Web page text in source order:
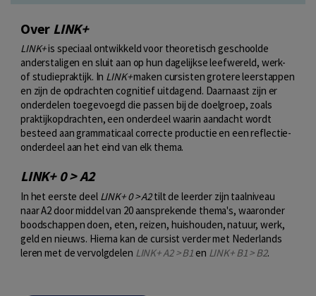
Over LINK+
LINK+is speciaal ontwikkeld voor theoretisch geschoolde
anderstaligen en sluit aan op hun dagelijkse leefwereld, werk-
of studiepraktijk. In LINK+maken cursisten grotere leerstappen
en zijn de opdrachten cognitief uitdagend. Daarnaast zijn er
onderdelen toegevoegd die passen bij de doelgroep, zoals
praktijkopdrachten, een onderdeel waarin aandacht wordt
besteed aan grammaticaal correcte productie en een reflectie-
onderdeel aan het eind van elk thema.
LINK+ 0 > A2
In het eerste deel LINK+ 0 > A2tilt de leerder zijn taalniveau
naar A2 door middel van 20 aansprekende thema's, waaronder
boodschappen doen, eten, reizen, huishouden, natuur, werk,
geld en nieuws. Hierna kan de cursist verder met Nederlands
leren met de vervolgdelen LINK+ A2 > B1en LINK+ B1 > B2.